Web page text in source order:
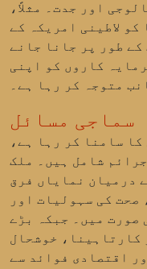
اور جدت۔ مثلاً،
لاطینی امریکہ کے
طور پر جانا جانے
کاروں کو اپنی
متوجہ کر رہا ہے۔
سماجی مسائل
سامنا کر رہا ہے،
شامل ہیں۔ ملک
درمیان نمایاں فرق
صحت کی سہولیات اور
صورت میں۔ جبکہ بڑے
کارتاہینا، خوشحال
اقتصادی فوائد سے